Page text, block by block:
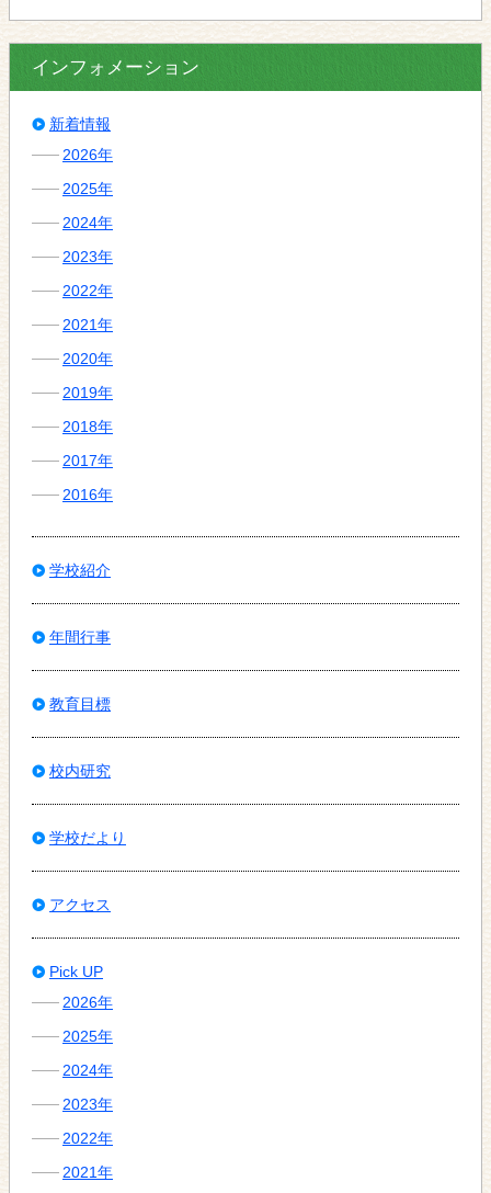
インフォメーション
新着情報
2026年
2025年
2024年
2023年
2022年
2021年
2020年
2019年
2018年
2017年
2016年
学校紹介
年間行事
教育目標
校内研究
学校だより
アクセス
Pick UP
2026年
2025年
2024年
2023年
2022年
2021年